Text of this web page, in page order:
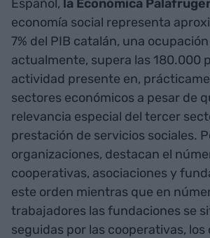
Español, la Econòmica
economía social representa
7% del PIB catalán, una
actualmente, supera las 180.000
actividad presente en,
sectores económicos a pesar de
relevancia especial del tercer
prestación de servicios sociales.
organizaciones, destacan el
cooperativas, asociaciones y
este orden mientras que en
trabajadores las fundaciones se
seguidas por las cooperativas,